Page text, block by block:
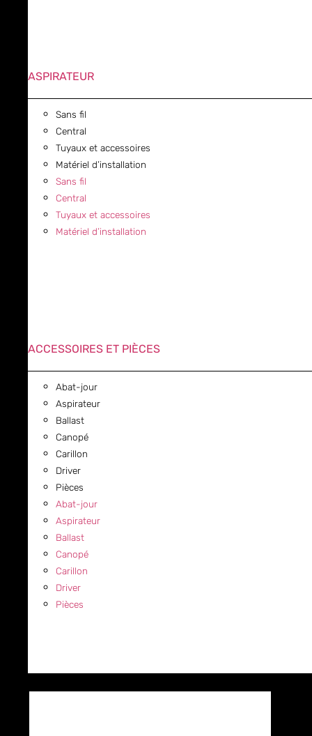
ASPIRATEUR
Sans fil
Central
Tuyaux et accessoires
Matériel d’installation
Sans fil
Central
Tuyaux et accessoires
Matériel d’installation
ACCESSOIRES ET PIÈCES
Abat-jour
Aspirateur
Ballast
Canopé
Carillon
Driver
Pièces
Abat-jour
Aspirateur
Ballast
Canopé
Carillon
Driver
Pièces